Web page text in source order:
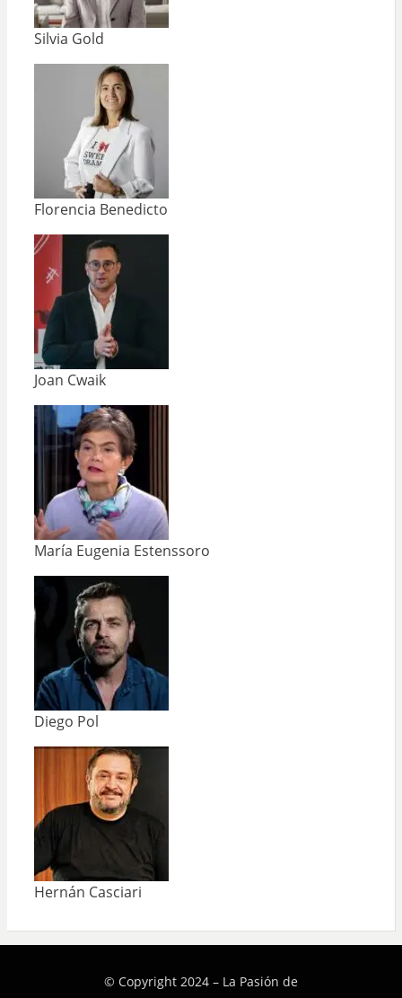
Silvia Gold
Florencia Benedicto
Joan Cwaik
María Eugenia Estenssoro
Diego Pol
Hernán Casciari
© Copyright 2024 – La Pasión de